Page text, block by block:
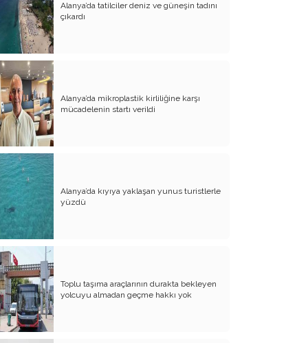
Atalay olayı; yargıyı yönetenlerin
darbesidir!..
CHP’de ne değişti?
Eğitim Sisteminde Sorunlar ve Çözüm
Önerileri
Cumhuriyet’in 100. Yılı ve AB İlişkileri
Şehitler üzerinden siyaset!..
Belediye Başkanı'na Neden Oy
Vermeliyim?
AKP'nin Mülteci Politikası ve
şehitlerimiz!..
Geleceğimize biz karar verelim!..
Kamacı’nın resti!.. İYİ Parti’nin kararı
Emine öğretmenim; Atatürk sizlere
güvendi!..
Açıkça söyleyin ‘’Cumhuriyete
Alanya’da tatilciler deniz ve güneşin tadını
çıkardı
Alanya’da mikroplastik kirliliğine karşı
mücadelenin startı verildi
Alanya’da kıyıya yaklaşan yunus turistlerle
yüzdü
Toplu taşıma araçlarının durakta bekleyen
yolcuyu almadan geçme hakkı yok